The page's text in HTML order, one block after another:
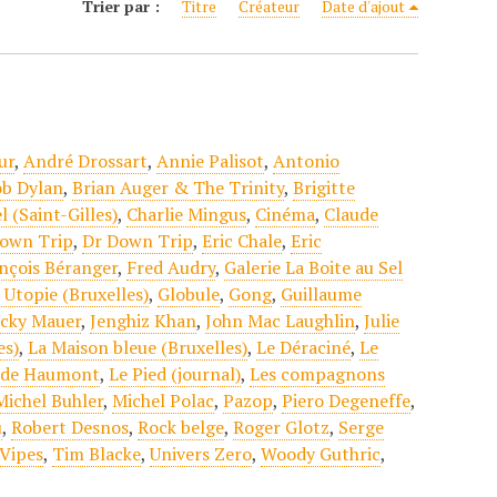
Trier par : Titre Créateur Date d'ajout
,André Drossart,Annie Palisot,Antonio
Dylan,Brian Auger & The Trinity,Brigitte
(Saint-Gilles), Charlie Mingus, Cinéma, Claude
Trip,Dr Down Trip,Eric Chale,Eric
Béranger, Fred Audry, Galerie La Boite au Sel
Utopie (Bruxelles), Globule, Gong, Guillaume
Mauer,Jenghiz Khan,John Mac Laughlin,Julie
,La Maison bleue (Bruxelles),Le Déraciné,Le
Haumont,Le Pied (journal),Les compagnons
Buhler,Michel Polac,Pazop,Piero Degeneffe,
,Robert Desnos,Rock belge,Roger Glotz, Serge
, Tim Blacke,Univers Zero,Woody Guthric,